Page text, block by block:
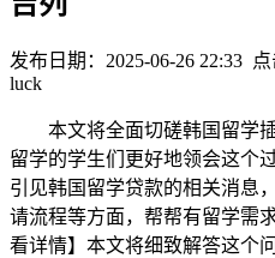
发布日期：2025-06-26 22:33 点
luck
本文将全面切磋韩国留学插
留学的学生们更好地领会这个
引见韩国留学贷款的相关消息
请流程等方面，帮帮有留学需
看详情】本文将细致解答这个